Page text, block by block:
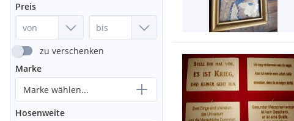
Preis
zu verschenken
Marke
Marke wählen...
Hosenweite